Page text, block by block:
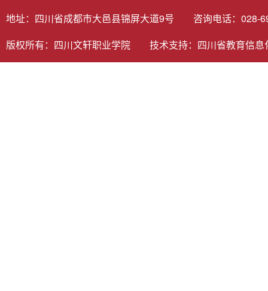
地址：四川省成都市大邑县锦屏大道9号 咨询电话：
版权所有：四川文轩职业学院 技术支持： 四川省教育信